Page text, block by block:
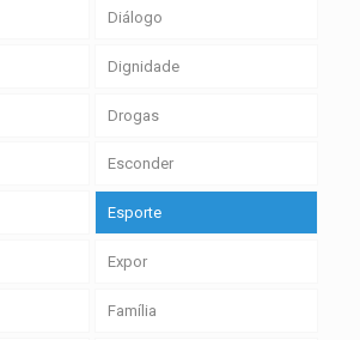
Diálogo
Dignidade
Drogas
Esconder
Esporte
Expor
Família